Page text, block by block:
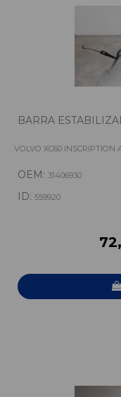
BARRA
VOLVO XC60 INSCRIPTION
OEM: 31406930
ID: 559920